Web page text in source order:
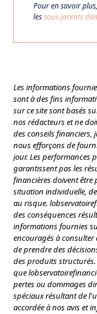
Pour en savoir
lessous-jacents
Les informations
sont à des fins
sur ce site sont basés
nos rédacteurs et ne
des conseils
nous efforçons de
jour. Les performances
garantissent pas les
financières doivent être
situation individuelle,
au risque.
des conséquences
informations fournies
encouragés à
de prendre des
des produits structurés.
que
pertes ou dommages
spéciaux résultant de
accordée à nos avis et